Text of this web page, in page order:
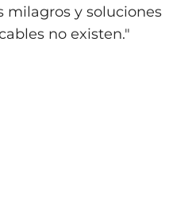
milagros y soluciones
no existen."